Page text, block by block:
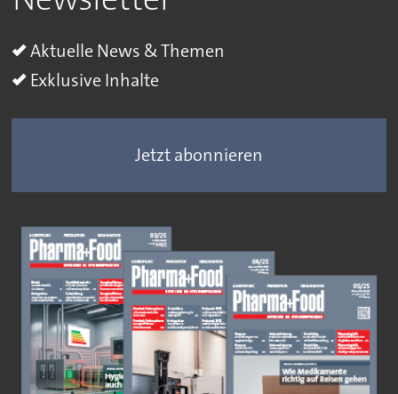
Aktuelle News & Themen
Exklusive Inhalte
Jetzt abonnieren